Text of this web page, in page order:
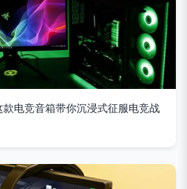
电竞音箱带你沉浸式征服电竞战